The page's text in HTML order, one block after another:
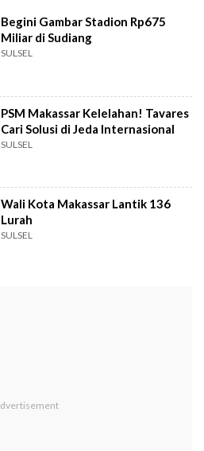
Begini Gambar Stadion Rp675
Miliar di Sudiang
SULSEL
PSM Makassar Kelelahan! Tavares
Cari Solusi di Jeda Internasional
SULSEL
Wali Kota Makassar Lantik 136
Lurah
SULSEL